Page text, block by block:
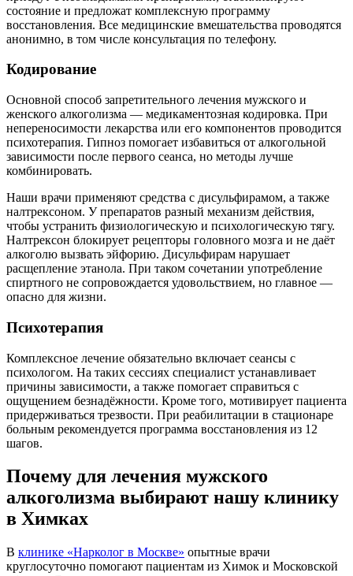
состояние и предложат комплексную программу
восстановления. Все медицинские вмешательства проводятся
анонимно, в том числе консультация по телефону.
Кодирование
Основной способ запретительного лечения мужского и
женского алкоголизма — медикаментозная кодировка. При
непереносимости лекарства или его компонентов проводится
психотерапия. Гипноз помогает избавиться от алкогольной
зависимости после первого сеанса, но методы лучше
комбинировать.
Наши врачи применяют средства с дисульфирамом, а также
налтрексоном. У препаратов разный механизм действия,
чтобы устранить физиологическую и психологическую тягу.
Налтрексон блокирует рецепторы головного мозга и не даёт
алкоголю вызвать эйфорию. Дисульфирам нарушает
расщепление этанола. При таком сочетании употребление
спиртного не сопровождается удовольствием, но главное —
опасно для жизни.
Психотерапия
Комплексное лечение обязательно включает сеансы с
психологом. На таких сессиях специалист устанавливает
причины зависимости, а также помогает справиться с
ощущением безнадёжности. Кроме того, мотивирует пациента
придерживаться трезвости. При реабилитации в стационаре
больным рекомендуется программа восстановления из 12
шагов.
Почему для лечения мужского
алкоголизма выбирают нашу клинику
в Химках
В клинике «Нарколог в Москве» опытные врачи
круглосуточно помогают пациентам из Химок и Московской